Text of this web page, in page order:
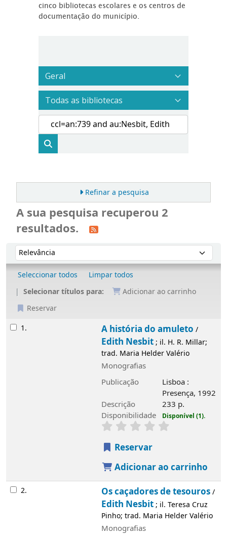
cinco bibliotecas escolares e os centros de
documentação do município.
Refinar a pesquisa
A sua pesquisa recuperou 2
resultados.
Ordenar
Ordenar por:
Seleccionar todos
Limpar todos
Selecionar títulos para:
Adicionar ao carrinho
Reservar
Resultados
1. A história do amuleto /
Edith Nesbit; il. H. R. Millar;
trad. Maria Helder Valério
Monografias
Publicação
Lisboa :
Presença, 1992
Descrição
233 p.
Disponibilidade
Disponível (1).
Reservar
Adicionar ao carrinho
2. Os caçadores de tesouros/
Edith Nesbit; il. Teresa Cruz
Pinho; trad. Maria Helder Valério
Monografias